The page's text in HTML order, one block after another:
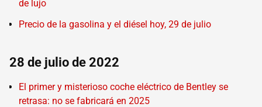
de lujo
Precio de la gasolina y el diésel hoy, 29 de julio
28 de julio de 2022
El primer y misterioso coche eléctrico de Bentley se
retrasa: no se fabricará en 2025